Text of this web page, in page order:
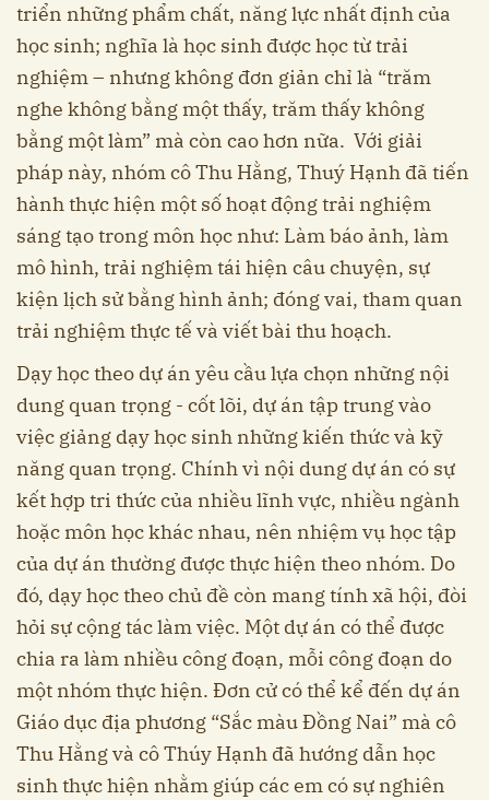
triển những phẩm chất, năng lực nhất định của
học sinh; nghĩa là học sinh được học từ trải
nghiệm – nhưng không đơn giản chỉ là “trăm
nghe không bằng một thấy, trăm thấy không
bằng một làm” mà còn cao hơn nữa. Với giải
pháp này, nhóm cô Thu Hằng, Thuý Hạnh đã tiến
hành thực hiện một số hoạt động trải nghiệm
sáng tạo trong môn học như: Làm báo ảnh, làm
mô hình, trải nghiệm tái hiện câu chuyện, sự
kiện lịch sử bằng hình ảnh; đóng vai, tham quan
trải nghiệm thực tế và viết bài thu hoạch.
Dạy học theo dự án yêu cầu lựa chọn những nội
dung quan trọng - cốt lõi, dự án tập trung vào
việc giảng dạy học sinh những kiến thức và kỹ
năng quan trọng. Chính vì nội dung dự án có sự
kết hợp tri thức của nhiều lĩnh vực, nhiều ngành
hoặc môn học khác nhau, nên nhiệm vụ học tập
của dự án thường được thực hiện theo nhóm. Do
đó, dạy học theo chủ đề còn mang tính xã hội, đòi
hỏi sự cộng tác làm việc. Một dự án có thể được
chia ra làm nhiều công đoạn, mỗi công đoạn do
một nhóm thực hiện. Đơn cử có thể kể đến dự án
Giáo dục địa phương “Sắc màu Đồng Nai” mà cô
Thu Hằng và cô Thúy Hạnh đã hướng dẫn học
sinh thực hiện nhằm giúp các em có sự nghiên